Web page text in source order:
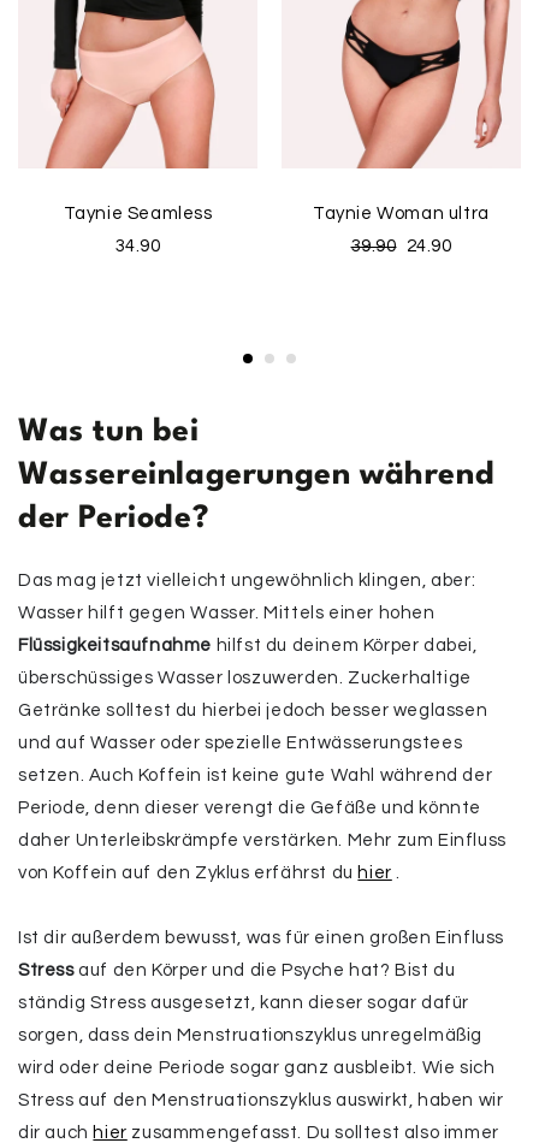
Taynie Seamless
34.90
Taynie Woman ultra
39.90
24.90
Was tun bei
Wassereinlagerungen während
der Periode?
Das mag jetzt vielleicht ungewöhnlich klingen, aber:
Wasser hilft gegen Wasser. Mittels einer hohen
Flüssigkeitsaufnahme hilfst du deinem Körper dabei,
überschüssiges Wasser loszuwerden. Zuckerhaltige
Getränke solltest du hierbei jedoch besser weglassen
und auf Wasser oder spezielle Entwässerungstees
setzen. Auch Koffein ist keine gute Wahl während der
Periode, denn dieser verengt die Gefäße und könnte
daher Unterleibskrämpfe verstärken. Mehr zum Einfluss
von Koffein auf den Zyklus erfährst du hier .
Ist dir außerdem bewusst, was für einen großen Einfluss
Stressauf den Körper und die Psyche hat? Bist du
ständig Stress ausgesetzt, kann dieser sogar dafür
sorgen, dass dein Menstruationszyklus unregelmäßig
wird oder deine Periode sogar ganz ausbleibt. Wie sich
Stress auf den Menstruationszyklus auswirkt, haben wir
dir auch hier zusammengefasst. Du solltest also immer